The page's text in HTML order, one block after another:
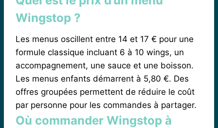
Wingstop ?
Les menus oscillent entre 14 et 17 € pour une
formule classique incluant 6 à 10 wings, un
accompagnement, une sauce et une boisson.
Les menus enfants démarrent à 5,80 €. Des
offres groupées permettent de réduire le coût
par personne pour les commandes à partager.
Où commander Wingstop à